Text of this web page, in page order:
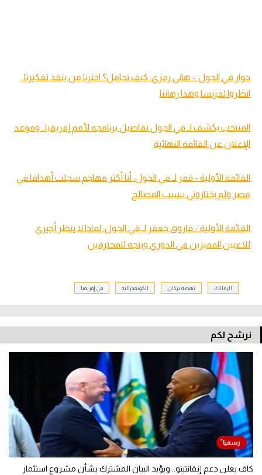
حوار في الجول – هاني رمزي: كيف نجامل؟ اخترنا من ينفذ تفكيرنا..
انظروا لفرنسا وهذا رهاننا
المنتخب يكشف لـ في الجول تفاصيل برنامجه لأمم إفريقيا.. وموعد
الإعلان عن القائمة النهائية
القائمة الأولية - قمر لـ في الجول: أنا أكثر مهاجم سجلت أهدافا في
مصر ولم يختاروني بسبب المصالح
القائمة الأولية - فاروق جعفر لـ في الجول: لماذا لا ينظر أجيري
للاعبين المميزين في الدوري ويتجه للمحترفين
الزمالك نهضة بركان الكونفدرالية في إفريقيا
نرشح لكم
كاف يعلن دعم إنفانتينو.. ويؤيد البيان المشترك بشأن مشروع استثمار